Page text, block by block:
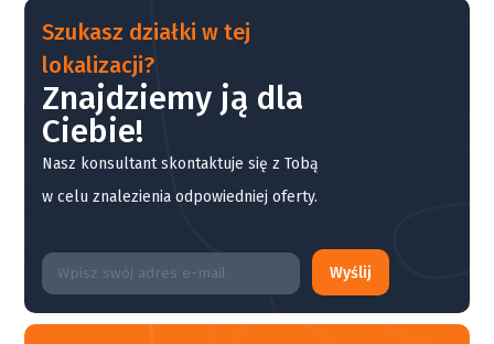
Szukasz działki w tej
lokalizacji?
Znajdziemy ją dla
Ciebie!
Nasz konsultant skontaktuje się z Tobą
w celu znalezienia odpowiedniej oferty.
Wyślij